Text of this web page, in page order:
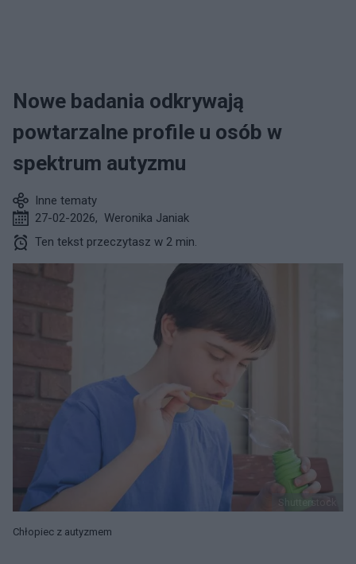
Nowe badania odkrywają
powtarzalne profile u osób w
spektrum autyzmu
Inne tematy
27-02-2026, Weronika Janiak
Ten tekst przeczytasz w 2 min.
Shutterstock
Chłopiec z autyzmem